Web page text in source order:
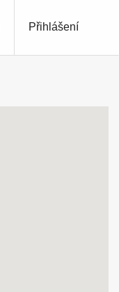
Přihlášení